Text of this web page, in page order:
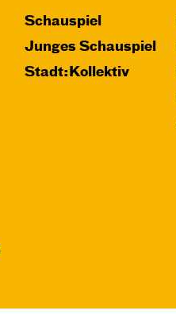
Schauspiel
Junges Schauspiel
Stadt:Kollektiv